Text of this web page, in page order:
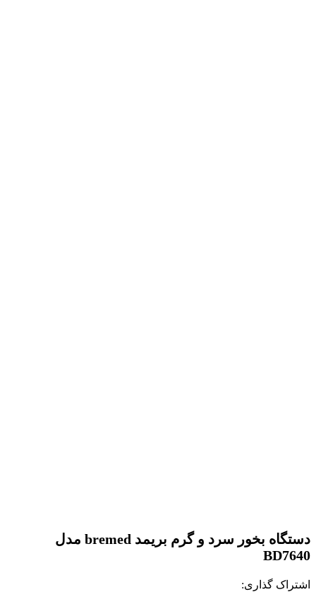
دستگاه بخور سرد و گرم بریمد bremed مدل
BD7640
اشتراک گذاری: